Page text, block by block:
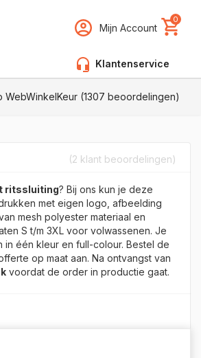
Mijn Account
0
Klantenservice
WebWinkelKeur (1307 beoordelingen)
(2 klant beoordelingen)
ritssluiting? Bij ons kun je deze
met eigen logo, afbeelding
mesh polyester materiaal en
S t/m 3XL voor volwassenen. Je
één kleur en full-colour. Bestel de
op maat aan. Na ontvangst van
voordat de order in productie gaat.